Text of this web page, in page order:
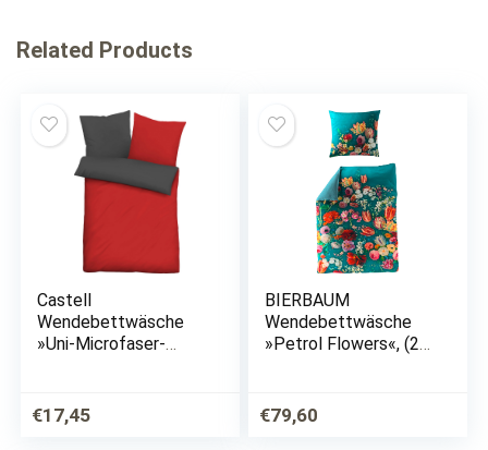
Related Products
Castell
Wendebettwäsche
»Uni-Microfaser-
€17,45
BIERBAUM
Wendebettwäsche
»Petrol Flowers«, (2
€79,60